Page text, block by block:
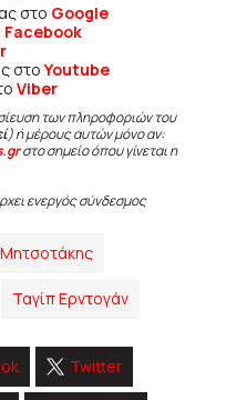
στο Google
Facebook
στοYoutube
Viber
των πληροφοριών του
) ή μέρους αυτών μόνο αν:
στο σημείο όπου γίνεται η
ενεργός σύνδεσμος
Ταγίπ Ερντογάν
Twitter